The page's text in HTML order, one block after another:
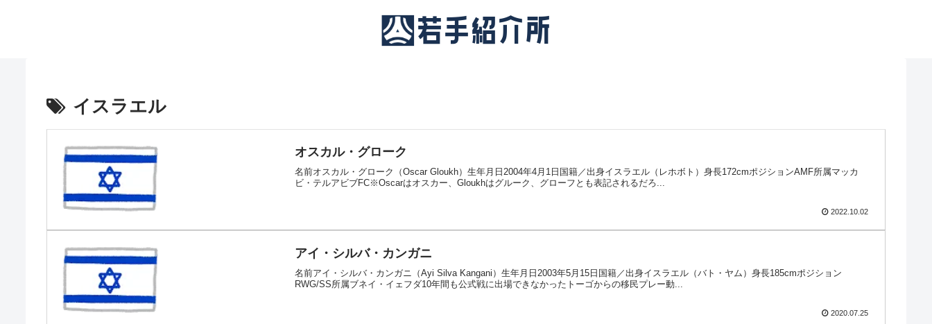
イスラエル
オスカル・グローク
名前オスカル・グローク（Oscar Gloukh）生年月日2004年4月1日国籍／出身イスラエル（レホボト）身長172cmポジションAMF所属マッカ
ビ・テルアビブFC※Oscarはオスカー、Gloukhはグルーク、グローフとも表記されるだろ...
2022.10.02
アイ・シルバ・カンガニ
名前アイ・シルバ・カンガニ（Ayi Silva Kangani）生年月日2003年5月15日国籍／出身イスラエル（バト・ヤム）身長185cmポジション
RWG/SS所属ブネイ・イェフダ10年間も公式戦に出場できなかったトーゴからの移民プレー動...
2020.07.25